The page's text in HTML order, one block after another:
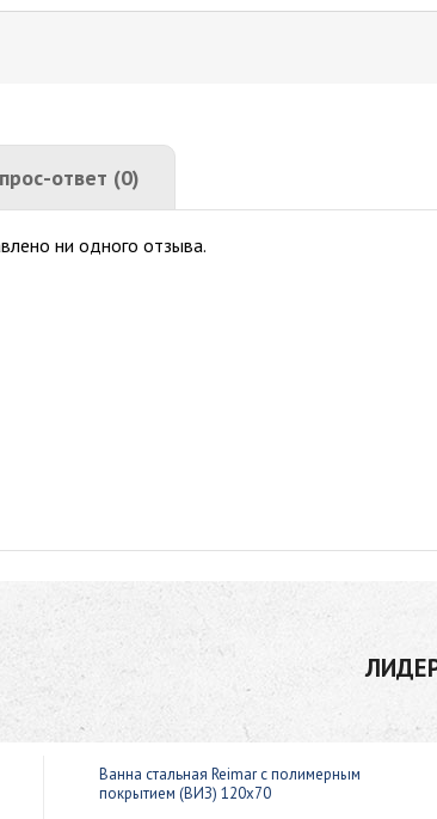
ответ (0)
ни одного отзыва.
Ванна стальная Reimar с полимерным
покрытием (ВИЗ) 120x70